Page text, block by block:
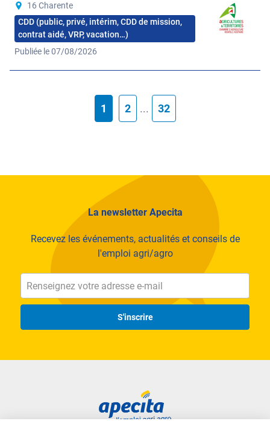
16 Charente
CDD (public, privé, intérim, CDD de mission,
contrat aidé, VRP, vacation…)
Publiée le 07/08/2026
1 2 ... 32
La newsletter Apecita
Recevez les événements, actualités et conseils de
l'emploi agri/agro
S'inscrire